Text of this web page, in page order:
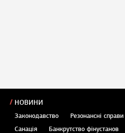
НОВИНИ
Законодавство Резонансні справи
Санація
Банкрутство фінустанов